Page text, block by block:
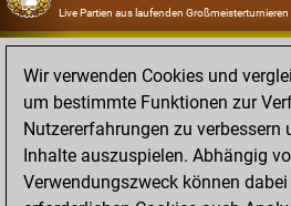
Live Partien aus laufenden Großmeisterturnieren
OPENINGS
Erfassen und Üben Sie Ihr Eröffnungsrepertoire
DATABASE
Acht Millionen starke Partien
MYGAMES
Speichern und analysieren Sie eigene Partien in
Wir verwenden Cookies und
um bestimmte Funktionen zur
Nutzererfahrungen zu verbessern
Inhalte auszuspielen. Abhängig
Verwendungszweck können